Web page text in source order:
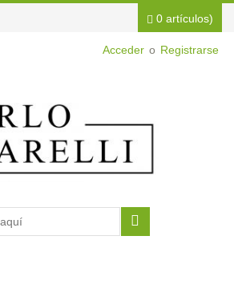
Acceder o Registrarse
0 artículos)